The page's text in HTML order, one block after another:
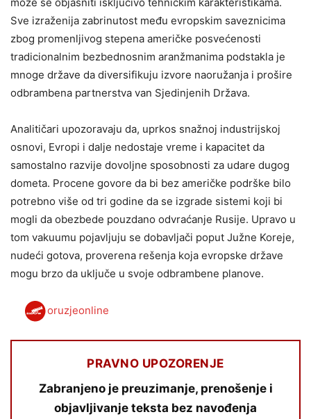
Sve izraženija zabrinutost među evropskim saveznicima
zbog promenljivog stepena američke posvećenosti
tradicionalnim bezbednosnim aranžmanima podstakla je
mnoge države da diversifikuju izvore naoružanja i prošire
odbrambena partnerstva van Sjedinjenih Država.
Analitičari upozoravaju da, uprkos snažnoj industrijskoj
osnovi, Evropi i dalje nedostaje vreme i kapacitet da
samostalno razvije dovoljne sposobnosti za udare dugog
dometa. Procene govore da bi bez američke podrške bilo
potrebno više od tri godine da se izgrade sistemi koji bi
mogli da obezbede pouzdano odvraćanje Rusije. Upravo u
tom vakuumu pojavljuju se dobavljači poput Južne Koreje,
nudeći gotova, proverena rešenja koja evropske države
mogu brzo da uključe u svoje odbrambene planove.
oruzjeonline
PRAVNO UPOZORENJE
Zabranjeno je preuzimanje, prenošenje i
objavljivanje teksta bez navođenja